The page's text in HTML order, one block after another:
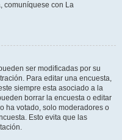
comuníquese con La
ser modificadas por su
Para editar una encuesta,
siempre esta asociado a la
borrar la encuesta o editar
ha votado, solo moderadores o
Esto evita que las